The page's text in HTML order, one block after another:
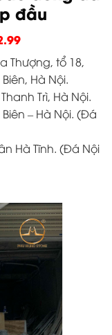
đầu
Thượng, tổ 18,
Hà Nội.
Trì, Hà Nội.
– Hà Nội. (Đá
Hà Tĩnh. (Đá Nội